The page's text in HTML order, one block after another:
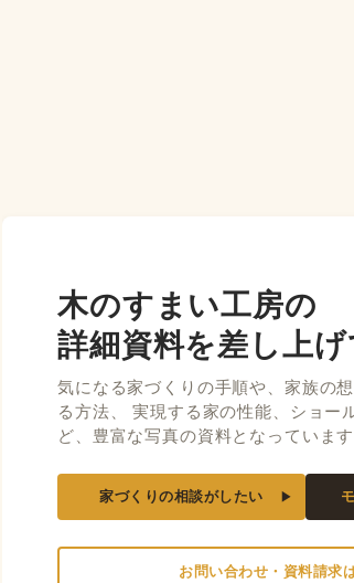
木のすまい工房の
詳細資料を差し上げ
気になる家づくりの手順や、家族の
る方法、 実現する家の性能、ショー
ど、豊富な写真の資料となっています
家づくりの相談がしたい
お問い合わせ・資料請求